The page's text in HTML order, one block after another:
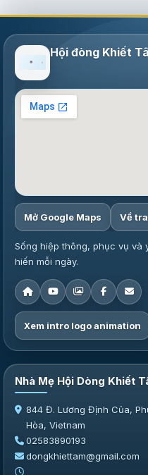
Hội đòng Khiết
Mở Google Maps Về
Sống hiệp thông, phục vụ và
hiến mỗi ngày.
Xem intro logo animation
Nhà Mẹ Hội Dòng Khiết
844 Đ. Lương Định Của,
Hòa, Vietnam
02583890193
dongkhiettam@gmail.com